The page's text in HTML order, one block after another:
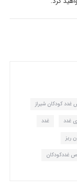
کودکان شیراز
غدد غدد
ریز
غددکودکان